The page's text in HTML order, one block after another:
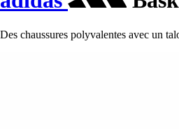
Des chaussures polyvalentes avec un